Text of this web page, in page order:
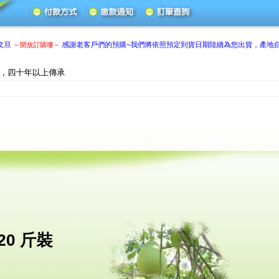
放訂購嘍～感謝老客戶們的預購~我們將依照預定到貨日期陸續為您出貨，產地自產自
四十年以上傳承
斤裝